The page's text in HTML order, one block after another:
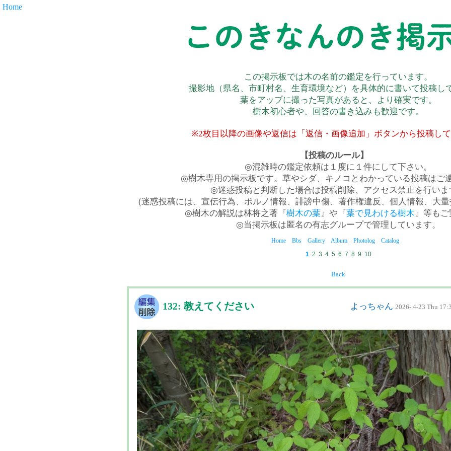
Home
この掲示板では木の名前の鑑定を行っています。
撮影地（県名、市町村名、生育環境など）を具体的に書いて投稿し
葉をアップに撮った写真があると、より確実です。
樹木初心者や、回答の書き込みも歓迎です。
※2枚目以降の画像や返信は「返信・画像追加」ボタンから投稿し
【投稿のルール】
◎混雑時の鑑定依頼は１度に１件にして下さい。
◎樹木専用の掲示板です。草やシダ、キノコとわかっている投稿はご
◎迷惑投稿と判断した場合は投稿削除、アクセス禁止を行いま
(迷惑投稿には、宣伝行為、ポルノ情報、誹謗中傷、著作権違反、個人情報、大
◎樹木の解説は林将之著『樹木の葉』や『葉で見わける樹木』等も
◎当掲示板は匿名の有志グループで管理しています。
Home Bbs Gallery Album Photolog
Catalog
1 2 3 4 5 6 7 8 9 10
Back
132: 教えてください よっちゃん 2026- 4-23 Thu